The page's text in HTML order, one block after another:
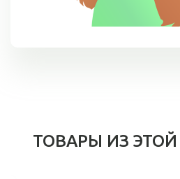
ТОВАРЫ ИЗ ЭТОЙ